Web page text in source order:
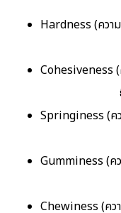
Hardness (ควา
Cohesiveness (
Springiness (ค
Gumminess (คว
Chewiness (คว